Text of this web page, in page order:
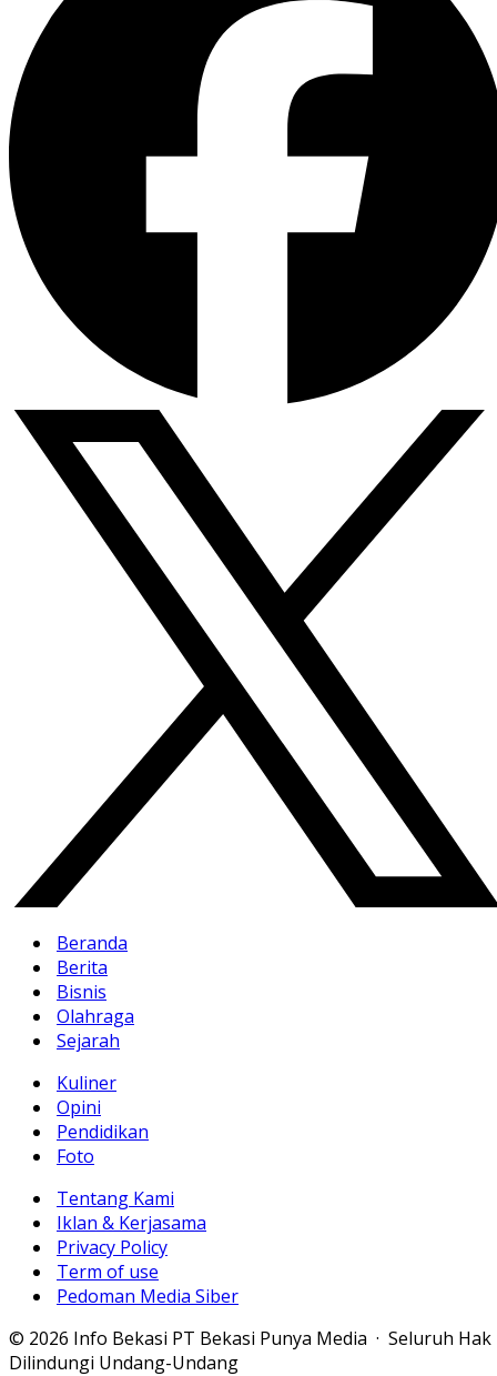
Beranda
Berita
Bisnis
Olahraga
Sejarah
Kuliner
Opini
Pendidikan
Foto
Tentang Kami
Iklan & Kerjasama
Privacy Policy
Term of use
Pedoman Media Siber
© 2026 Info Bekasi PT Bekasi Punya Media · Seluruh Hak
Dilindungi Undang-Undang